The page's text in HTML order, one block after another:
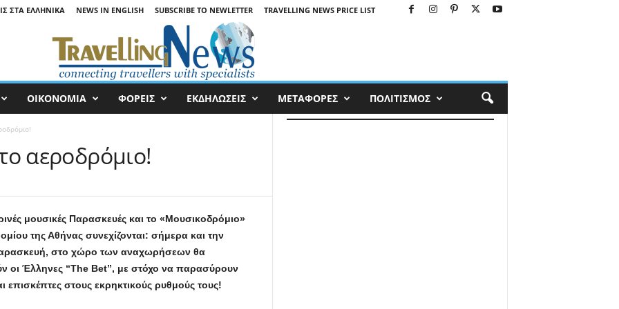
ΣΤΑ ΕΛΛΗΝΙΚΆ NEWS IN ENGLISH SUBSCRIBE TO NEWLETTER TRAVELLING NEWS PRICE LIST
ΟΙΚΟΝΟΜΙΑ ΦΟΡΕΙΣ ΕΚΔΗΛΩΣΕΙΣ ΜΕΤΑΦΟΡΕΣ ΠΟΛΙΤΙΣΜΟΣ
αεροδρόμιο!
μουσικές Παρασκευές και το «Μουσικοδρόμιο»
της Αθήνας συνεχίζονται: σήμερα και την
στο χώρο των αναχωρήσεων θα
οι Έλληνες “The Bet”, με στόχο να παρασύρουν
επισκέπτες στους εκρηκτικούς ρυθμούς τους!